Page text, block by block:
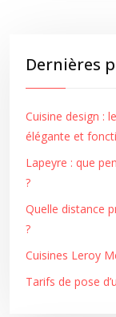
Dernières
Cuisine design :
élégante et
Lapeyre : que
?
Quelle distance
?
Cuisines Leroy
Tarifs de pose